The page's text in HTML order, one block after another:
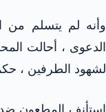
وأنه لم يتسلم من
الدعوى ، أحالت
لشهود الطرفين ، حكمت بتاريخ ٣١/